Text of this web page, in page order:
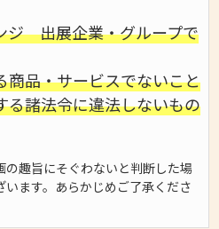
ジ 出展企業・グループで
商品・サービスでないこと
る諸法令に違法しないもの
趣旨にそぐわないと判断した場
ます。あらかじめご了承くださ